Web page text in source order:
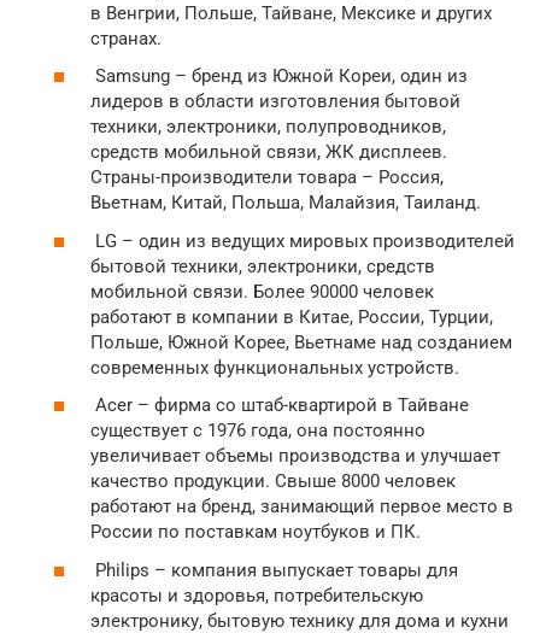
в Венгрии, Польше, Тайване, Мексике и других
странах.
Samsung – бренд из Южной Кореи, один из
лидеров в области изготовления бытовой
техники, электроники, полупроводников,
средств мобильной связи, ЖК дисплеев.
Страны-производители товара – Россия,
Вьетнам, Китай, Польша, Малайзия, Таиланд.
LG – один из ведущих мировых производителей
бытовой техники, электроники, средств
мобильной связи. Более 90000 человек
работают в компании в Китае, России, Турции,
Польше, Южной Корее, Вьетнаме над созданием
современных функциональных устройств.
Acer – фирма со штаб-квартирой в Тайване
существует с 1976 года, она постоянно
увеличивает объемы производства и улучшает
качество продукции. Свыше 8000 человек
работают на бренд, занимающий первое место в
России по поставкам ноутбуков и ПК.
Philips – компания выпускает товары для
красоты и здоровья, потребительскую
электронику, бытовую технику для дома и кухни